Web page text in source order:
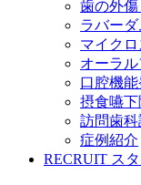
歯の外
ラバー
マイク
オーラ
口腔機
摂食嚥
訪問歯科
症例紹介
RECRUIT ス